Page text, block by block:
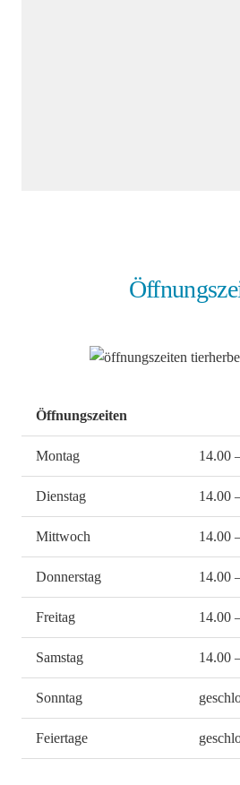
Öffnungszeiten
Montag 14.00
Dienstag 14.00
Mittwoch 14.00
Donnerstag 14.00
Freitag 14.00
Samstag 14.00
Sonntag
Feiertage